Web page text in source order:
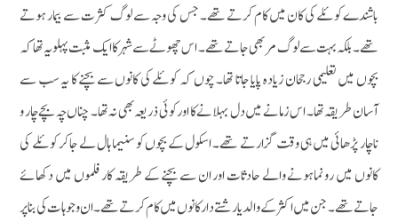
باشندے کوئلے کی کان میں کام کرتے تھے۔ جس کی وجہ سے لوگ کثرت سے بیمار ہوتے
تھے۔ بلکہ بہت سے لوگ مر بھی جاتے تھے۔ اس چھوٹے سے شہرکا ایک مثبت پہلو یہ تھا کہ
بچوں میں تعلیمی رجحان زیادہ پایا جاتا تھا۔ چوں کہ کوئلے کی کانوں سے بچنے کا یہ سب سے
آسان طریقہ تھا۔ اس زمانے میں دل بہلانے کا اور کوئی ذریعہ بھی نہ تھا۔ چناں چہ بچے چار و
ناچار پڑھائی میں ہی وقت گزارتے تھے۔ اسکول کے بچوں کو سنیما ہال لے جاکر کوئلے کی
کانوں میں رونماہونے والے حادثات اور ان سے بچنے کے طریقہ کار فلموں میں دکھائے
جاتے تھے۔ جن میں اکثر کے والد یا رشتے دار کانوں میں کام کرتے تھے۔ ان وجوہات کی بنا پر